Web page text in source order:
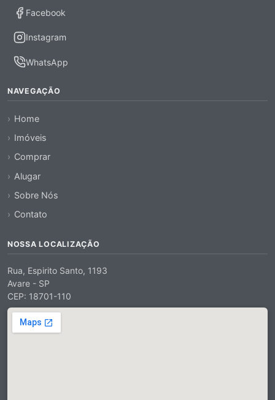
Facebook
Instagram
WhatsApp
NAVEGAÇÃO
Home
Imóveis
Comprar
Alugar
Sobre Nós
Contato
NOSSA LOCALIZAÇÃO
Rua, Espirito Santo, 1193
Avare - SP
CEP: 18701-110